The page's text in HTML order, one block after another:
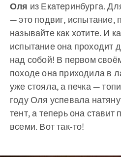
Оля из Екатеринбурга.
— это подвиг, испытание,
называйте как хотите. И
испытание она проходит
над собой! В первом
походе она приходила в
уже стояла, а печка —
году Оля успевала
тент, а теперь она ставит
всеми. Вот так-то!